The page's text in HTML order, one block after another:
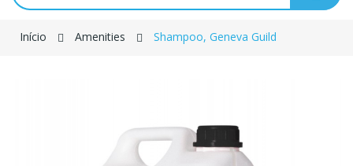
Início Amenities Shampoo, Geneva Guild